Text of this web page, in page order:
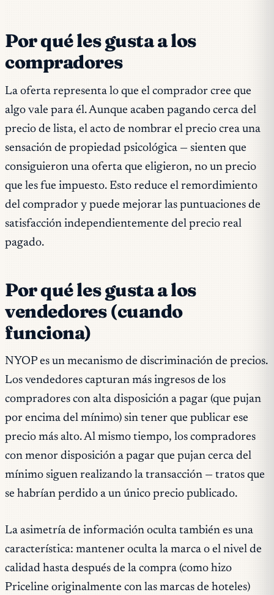
Por qué les gusta a los
compradores
La oferta representa lo que el comprador cree que
algo vale para él. Aunque acaben pagando cerca del
precio de lista, el acto de nombrar el precio crea una
sensación de propiedad psicológica — sienten que
consiguieron una oferta que eligieron, no un precio
que les fue impuesto. Esto reduce el remordimiento
del comprador y puede mejorar las puntuaciones de
satisfacción independientemente del precio real
pagado.
Por qué les gusta a los
vendedores (cuando
funciona)
NYOP es un mecanismo de discriminación de precios.
Los vendedores capturan más ingresos de los
compradores con alta disposición a pagar (que pujan
por encima del mínimo) sin tener que publicar ese
precio más alto. Al mismo tiempo, los compradores
con menor disposición a pagar que pujan cerca del
mínimo siguen realizando la transacción — tratos que
se habrían perdido a un único precio publicado.
La asimetría de información oculta también es una
característica: mantener oculta la marca o el nivel de
calidad hasta después de la compra (como hizo
Priceline originalmente con las marcas de hoteles)